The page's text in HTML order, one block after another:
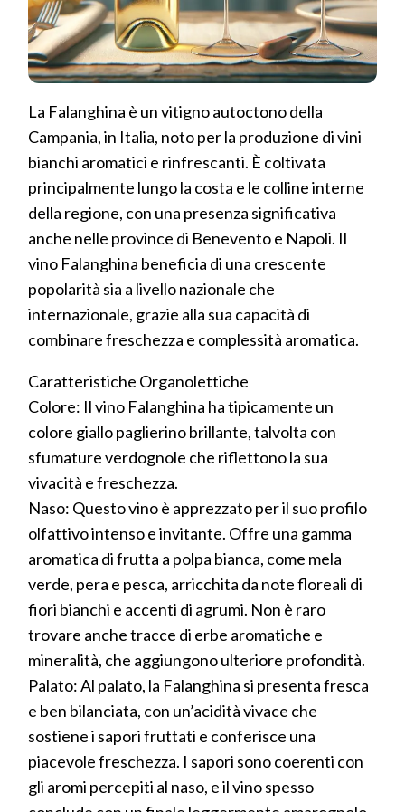
La Falanghina è un vitigno autoctono della
Campania, in Italia, noto per la produzione di vini
bianchi aromatici e rinfrescanti. È coltivata
principalmente lungo la costa e le colline interne
della regione, con una presenza significativa
anche nelle province di Benevento e Napoli. Il
vino Falanghina beneficia di una crescente
popolarità sia a livello nazionale che
internazionale, grazie alla sua capacità di
combinare freschezza e complessità aromatica.
Caratteristiche Organolettiche
Colore: Il vino Falanghina ha tipicamente un
colore giallo paglierino brillante, talvolta con
sfumature verdognole che riflettono la sua
vivacità e freschezza.
Naso: Questo vino è apprezzato per il suo profilo
olfattivo intenso e invitante. Offre una gamma
aromatica di frutta a polpa bianca, come mela
verde, pera e pesca, arricchita da note floreali di
fiori bianchi e accenti di agrumi. Non è raro
trovare anche tracce di erbe aromatiche e
mineralità, che aggiungono ulteriore profondità.
Palato: Al palato, la Falanghina si presenta fresca
e ben bilanciata, con un’acidità vivace che
sostiene i sapori fruttati e conferisce una
piacevole freschezza. I sapori sono coerenti con
gli aromi percepiti al naso, e il vino spesso